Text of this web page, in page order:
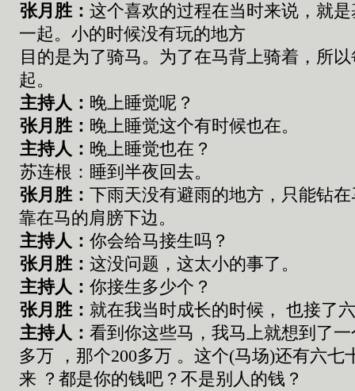
张月胜： 这个喜欢的过程在当时来说，就
一起。小的时候没有玩的地方
目的是为了骑马。为了在马背上骑着，所
起。
主持人： 晚上睡觉呢？
张月胜： 晚上睡觉这个有时候也在。
主持人： 晚上睡觉也在？
苏连根：睡到半夜回去。
张月胜： 下雨天没有避雨的地方，只能钻
靠在马的肩膀下边。
主持人： 你会给马接生吗 ？
张月胜： 这没问题 ， 这太小的事了。
主持人： 你接生多少个 ？
张月胜： 就在我当时成长的时候 ， 也接了
主持人： 看到你这些马 ， 我马上就想到 了
多万
，那个200多万 。这个(马场)还有六七
来 ？都是你的钱吧 ？不是别人的钱？